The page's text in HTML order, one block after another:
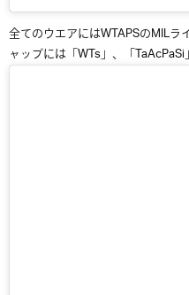
全てのウエアにはWTAPSのMILラ
ャップには「WTs」、「TaAcPaSi